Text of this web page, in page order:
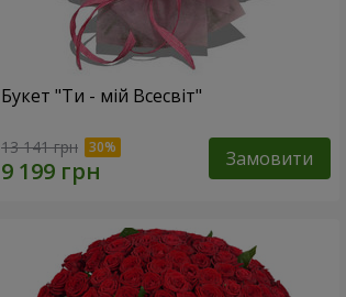
Букет "Ти - мій Всесвіт"
13 141 грн Замовити